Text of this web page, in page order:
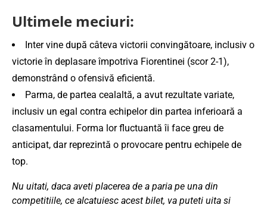
Ultimele meciuri:
Inter vine după câteva victorii convingătoare, inclusiv o
victorie în deplasare împotriva Fiorentinei (scor 2-1),
demonstrând o ofensivă eficientă​.
Parma, de partea cealaltă, a avut rezultate variate,
inclusiv un egal contra echipelor din partea inferioară a
clasamentului. Forma lor fluctuantă îi face greu de
anticipat, dar reprezintă o provocare pentru echipele de
top​.
Nu uitati, daca aveti placerea de a paria pe una din
competitiile, ce alcatuiesc acest bilet, va puteti uita si